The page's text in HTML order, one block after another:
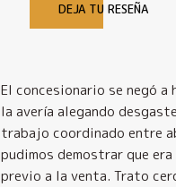
DEJA TU RESEÑA
El concesionario se negó a
la avería alegando
trabajo coordinado entre
pudimos demostrar que
previo a la venta. Trato